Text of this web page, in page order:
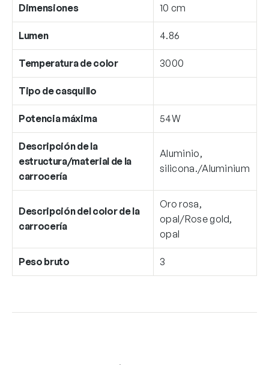
Dimensiones 10 cm
Lumen 4.86
Temperatura de color 3000
Tipo de casquillo
Potencia máxima 54W
Descripción de la
estructura/material de la
carrocería
Aluminio,
silicona./Aluminium
Descripción del color de la
carrocería
Oro rosa,
opal/Rose gold,
opal
Peso bruto 3